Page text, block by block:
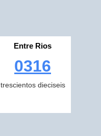
Entre Rios
0316
trescientos dieciseis